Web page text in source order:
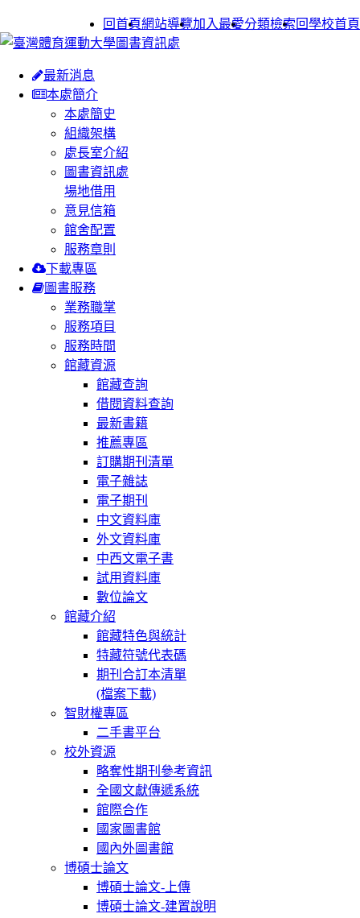
回學校首頁
分類檢索
加入最愛
網站導覽
回首頁
最新消息
本處簡介
本處簡史
組織架構
處長室介紹
圖書資訊處
場地借用
意見信箱
館舍配置
服務章則
下載專區
圖書服務
業務職掌
服務項目
服務時間
館藏資源
館藏查詢
借閱資料查詢
最新書籍
推薦專區
訂購期刊清單
電子雜誌
電子期刊
中文資料庫
外文資料庫
中西文電子書
試用資料庫
數位論文
館藏介紹
館藏特色與統計
特藏符號代表碼
期刊合訂本清單
(檔案下載)
智財權專區
二手書平台
校外資源
略奪性期刊參考資訊
全國文獻傳遞系統
館際合作
國家圖書館
國內外圖書館
博碩士論文
博碩士論文-上傳
博碩士論文-建置說明